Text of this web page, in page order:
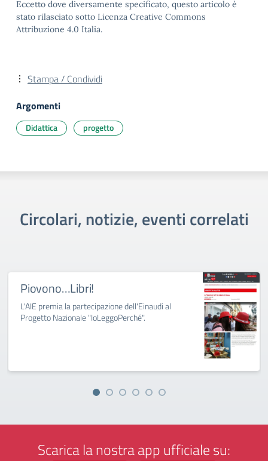
Eccetto dove diversamente specificato, questo articolo è
stato rilasciato sotto Licenza Creative Commons
Attribuzione 4.0 Italia.
Stampa / Condividi
Argomenti
Didattica progetto
Circolari, notizie, eventi correlati
Piovono…Libri!
L'AIE premia la partecipazione dell'Einaudi al
Progetto Nazionale "IoLeggoPerché".
Scarica la nostra app ufficiale su: